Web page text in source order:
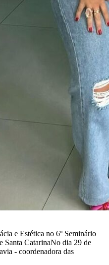
e Estética no 6º Seminário
Santa CatarinaNo dia 29 de
- coordenadora das